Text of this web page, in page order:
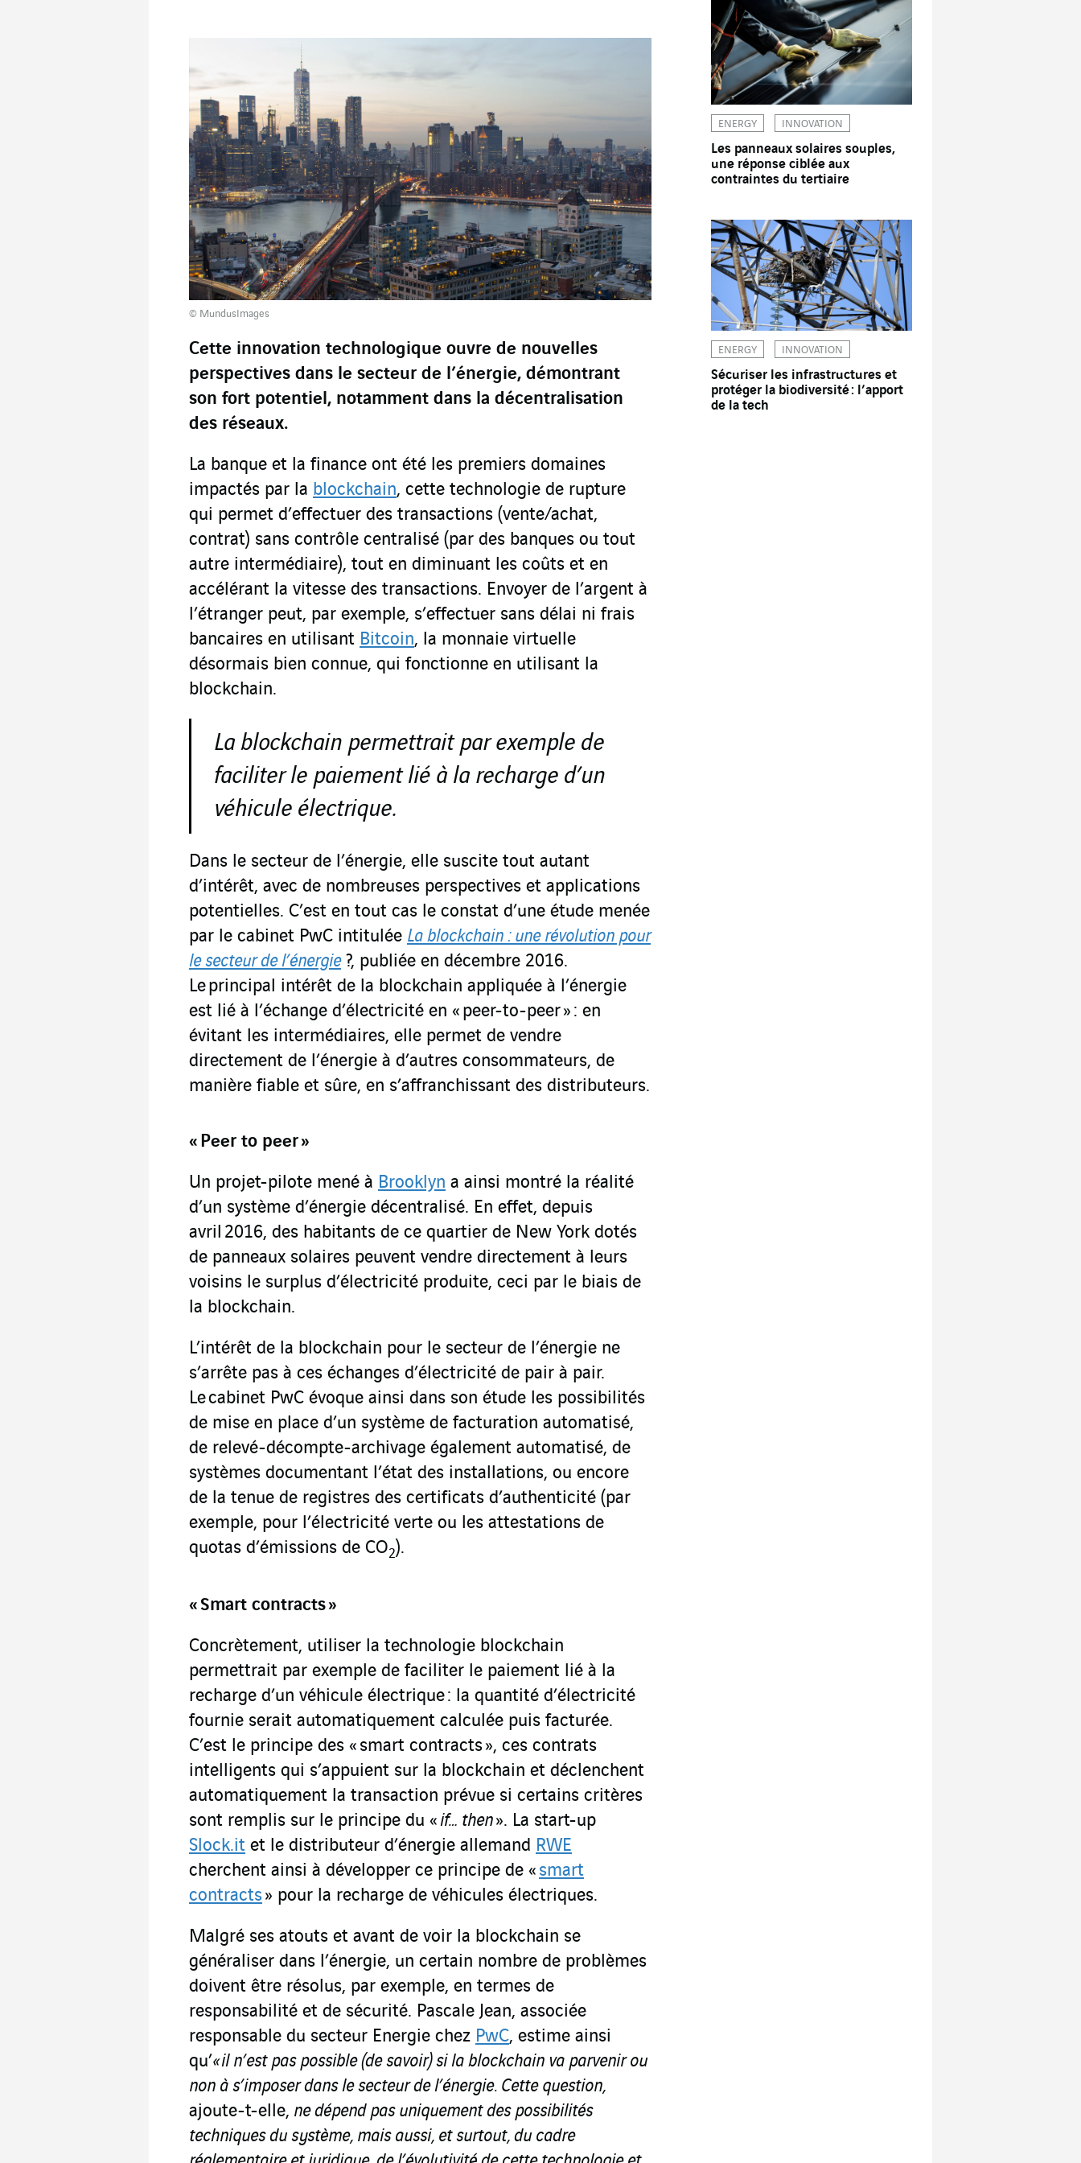
© MundusImages
Cette innovation technologique ouvre de nouvelles
perspectives dans le secteur de l’énergie, démontrant
son fort potentiel, notamment dans la décentralisation
des réseaux.
La banque et la finance ont été les premiers domaines
impactés par la blockchain, cette technologie de rupture
qui permet d’effectuer des transactions (vente/achat,
contrat) sans contrôle centralisé (par des banques ou tout
autre intermédiaire), tout en diminuant les coûts et en
accélérant la vitesse des transactions. Envoyer de l’argent à
l’étranger peut, par exemple, s’effectuer sans délai ni frais
bancaires en utilisant Bitcoin, la monnaie virtuelle
désormais bien connue, qui fonctionne en utilisant la
blockchain.
La blockchain permettrait par exemple de
faciliter le paiement lié à la recharge d’un
véhicule électrique.
Dans le secteur de l’énergie, elle suscite tout autant
d’intérêt, avec de nombreuses perspectives et applications
potentielles. C’est en tout cas le constat d’une étude menée
par le cabinet PwC intitulée La blockchain : une révolution pour
le secteur de l’énergie?, publiée en décembre 2016.
Le principal intérêt de la blockchain appliquée à l’énergie
est lié à l’échange d’électricité en « peer-to-peer » : en
évitant les intermédiaires, elle permet de vendre
directement de l’énergie à d’autres consommateurs, de
manière fiable et sûre, en s’affranchissant des distributeurs.
« Peer to peer »
Un projet-pilote mené à Brooklyn a ainsi montré la réalité
d’un système d’énergie décentralisé. En effet, depuis
avril 2016, des habitants de ce quartier de New York dotés
de panneaux solaires peuvent vendre directement à leurs
voisins le surplus d’électricité produite, ceci par le biais de
la blockchain.
L’intérêt de la blockchain pour le secteur de l’énergie ne
s’arrête pas à ces échanges d’électricité de pair à pair.
Le cabinet PwC évoque ainsi dans son étude les possibilités
de mise en place d’un système de facturation automatisé,
de relevé-décompte-archivage également automatisé, de
systèmes documentant l’état des installations, ou encore
de la tenue de registres des certificats d’authenticité (par
exemple, pour l’électricité verte ou les attestations de
quotas d’émissions de CO2).
« Smart contracts »
Concrètement, utiliser la technologie blockchain
permettrait par exemple de faciliter le paiement lié à la
recharge d’un véhicule électrique : la quantité d’électricité
fournie serait automatiquement calculée puis facturée.
C’est le principe des « smart contracts », ces contrats
intelligents qui s’appuient sur la blockchain et déclenchent
automatiquement la transaction prévue si certains critères
sont remplis sur le principe du «if… then». La start-up
Slock.it et le distributeur d’énergie allemand RWE
cherchent ainsi à développer ce principe de « smart
contracts» pour la recharge de véhicules électriques.
Malgré ses atouts et avant de voir la blockchain se
généraliser dans l’énergie, un certain nombre de problèmes
doivent être résolus, par exemple, en termes de
responsabilité et de sécurité. Pascale Jean, associée
responsable du secteur Energie chez PwC, estime ainsi
qu’« il n’est pas possible (de savoir) si la blockchain va parvenir ou
non à s’imposer dans le secteur de l’énergie. Cette question,
ajoute-t-elle, ne dépend pas uniquement des possibilités
techniques du système, mais aussi, et surtout, du cadre
ENERGY INNOVATION
Les panneaux solaires souples,
une réponse ciblée aux
contraintes du tertiaire
ENERGY INNOVATION
Sécuriser les infrastructures et
protéger la biodiversité : l’apport
de la tech